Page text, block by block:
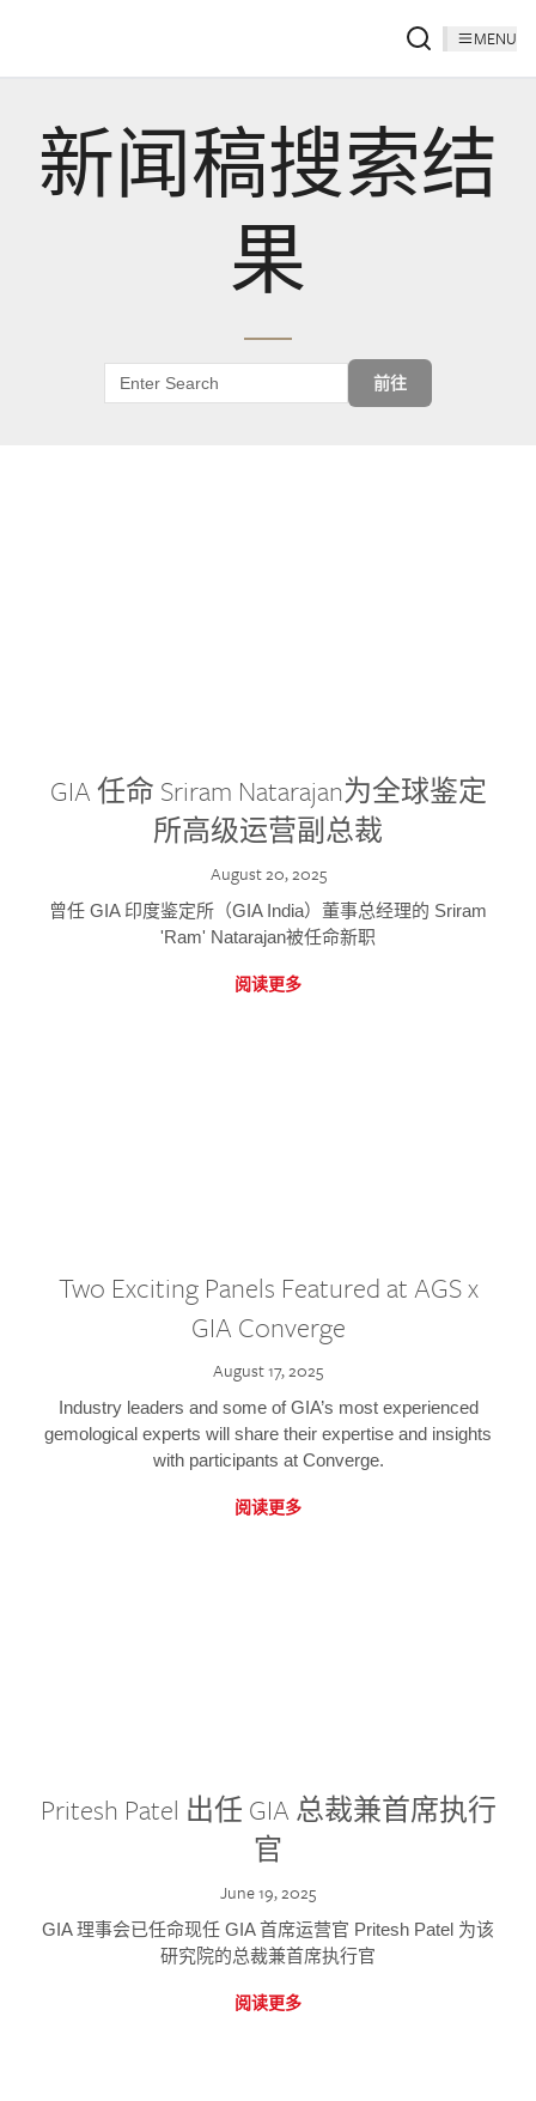
MENU
新闻稿搜索结
果
前往
GIA 任命 Sriram Natarajan为全球鉴定
所高级运营副总裁
August 20, 2025
曾任 GIA 印度鉴定所（GIA India）董事总经理的 Sriram
'Ram' Natarajan被任命新职
阅读更多
Two Exciting Panels Featured at AGS x
GIA Converge
August 17, 2025
Industry leaders and some of GIA’s most experienced
gemological experts will share their expertise and insights
with participants at Converge.
阅读更多
Pritesh Patel 出任 GIA 总裁兼首席执行
官
June 19, 2025
GIA 理事会已任命现任 GIA 首席运营官 Pritesh Patel 为该
研究院的总裁兼首席执行官
阅读更多